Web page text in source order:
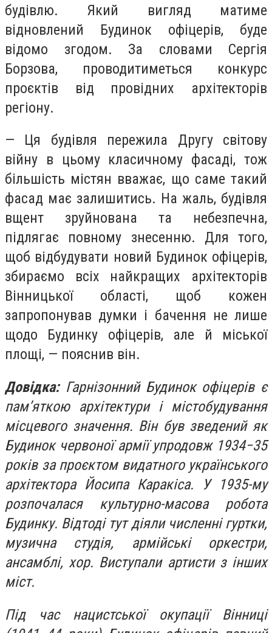
будівлю. Який вигляд матиме
відновлений Будинок офіцерів, буде
відомо згодом. За словами Сергія
Борзова, проводитиметься конкурс
проєктів від провідних архітекторів
регіону.
— Ця будівля пережила Другу світову
війну в цьому класичному фасаді, тож
більшість містян вважає, що саме такий
фасад має залишитись. На жаль, будівля
вщент зруйнована та небезпечна,
підлягає повному знесенню. Для того,
щоб відбудувати новий Будинок офіцерів,
збираємо всіх найкращих архітекторів
Вінницької області, щоб кожен
запропонував думки і бачення не лише
щодо Будинку офіцерів, але й міської
площі, — пояснив він.
Довідка:Гарнізонний Будинок офіцерів є
пам’яткою архітектури і містобудування
місцевого значення. Він був зведений як
Будинок червоної армії упродовж 1934−35
років за проєктом видатного українського
архітектора Йосипа Каракіса. У 1935-му
розпочалася культурно-масова робота
Будинку. Відтоді тут діяли численні гуртки,
музична студія, армійські оркестри,
ансамблі, хор. Виступали артисти з інших
міст.
Під час нацистської окупації Вінниці